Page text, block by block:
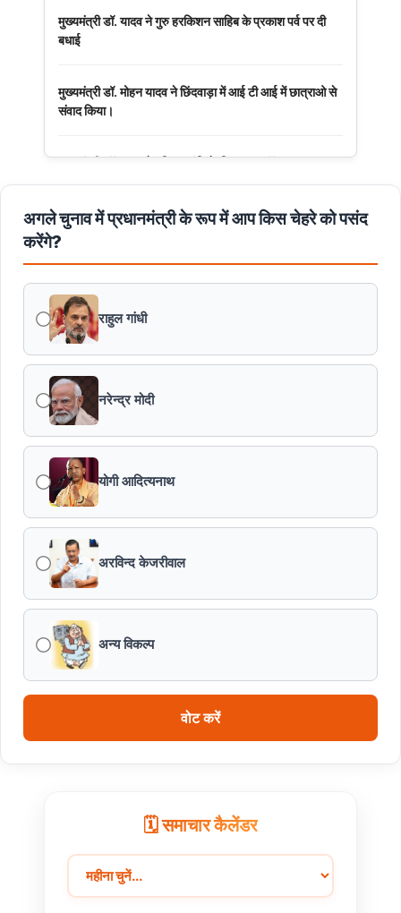
मुख्यमंत्री डॉ. यादव ने गुरु हरकिशन साहिब के प्रकाश पर्व पर दी
बधाई
मुख्यमंत्री डॉ. मोहन यादव ने छिंदवाड़ा में आई टी आई में छात्राओ से
संवाद किया।
मुख्यमंत्री डॉ. यादव ने हरित क्रांति के शिल्पकार डॉ. एम.एस.
स्वामीनाथन की जयंती पर किया नमन
मुख्यमंत्री डॉ. यादव ने बाबूलाल जैन की पुण्यतिथि पर किया नमन
मुख्यमंत्री डॉ. यादव ने गुरुदेव रवीन्द्रनाथ टैगोर की पुण्यतिथि पर की
श्रद्धांजलि अर्पित
अगले चुनाव में प्रधानमंत्री के रूप में आप किस चेहरे को पसंद
करेंगे?
राहुल गांधी
नरेन्द्र मोदी
योगी आदित्यनाथ
अरविन्द केजरीवाल
अन्य विकल्प
वोट करें
🗓️ समाचार कैलेंडर